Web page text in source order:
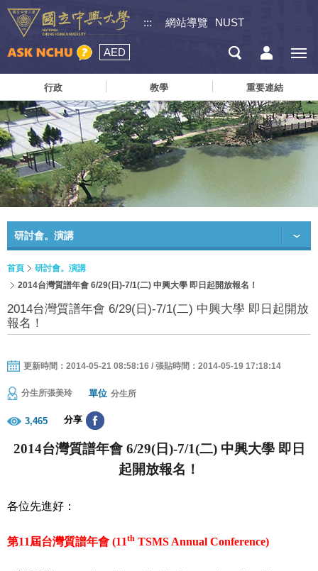
::: 網站導覽 NUST
AED
行政 教學 重要連結
研討會。演講
首頁
研討會。演講
2014台灣質譜年會 6/29(日)-7/1(二) 中興大學 即日起開放報名！
2014台灣質譜年會 6/29(日)-7/1(二) 中興大學 即日起開放
報名！
更新時間：2014-05-21 08:58:16 / 張貼時間：2014-05-19 17:18:14
分生所張美玲 單位 分生所
3,465 分享
2014台灣質譜年會 6/29(日)-7/1(二) 中興大學 即日
起開放報名！
各位先進好：
第11屆台灣質譜年會 (11th TSMS Annual Conference)